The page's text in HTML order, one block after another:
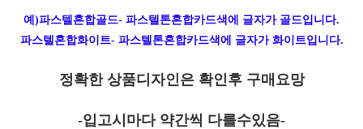
예)파스텔혼합골드- 파스텔톤혼합카드색에 글자가 골드입니다.
파스텔혼합화이트- 파스텔톤혼합카드색에 글자가 화이트입니다.
정확한 상품디자인은 확인후 구매요망
-입고시마다 약간씩 다를수있음-